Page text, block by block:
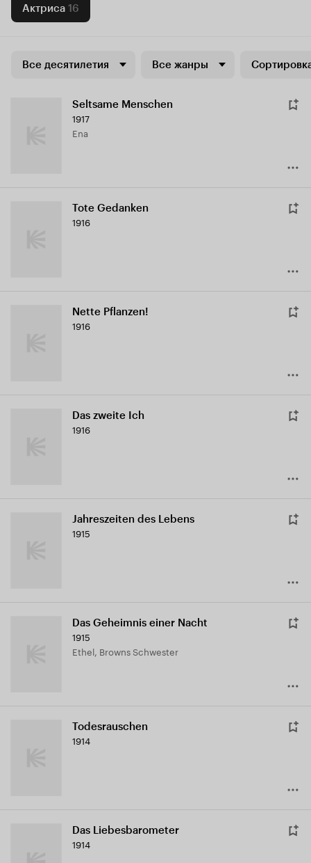
Актриса 16
Все десятилетия Все жанры
Seltsame Menschen
1917
Ena
Tote Gedanken
1916
Nette Pflanzen!
1916
Das zweite Ich
1916
Jahreszeiten des Lebens
1915
Das Geheimnis einer Nacht
1915
Ethel, Browns Schwester
Todesrauschen
1914
Das Liebesbarometer
1914